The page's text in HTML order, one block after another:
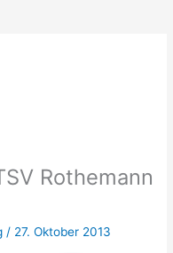
Rothemann
/ 27. Oktober 2013